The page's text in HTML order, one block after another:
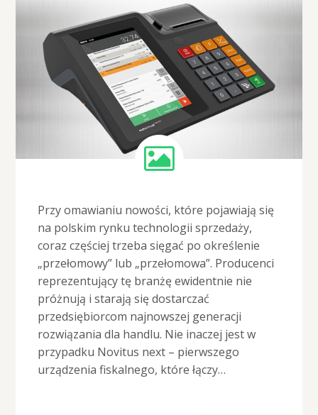
Przy omawianiu nowości, które pojawiają się
na polskim rynku technologii sprzedaży,
coraz częściej trzeba sięgać po określenie
„przełomowy” lub „przełomowa”. Producenci
reprezentujący tę branżę ewidentnie nie
próżnują i starają się dostarczać
przedsiębiorcom najnowszej generacji
rozwiązania dla handlu. Nie inaczej jest w
przypadku Novitus next – pierwszego
urządzenia fiskalnego, które łączy…